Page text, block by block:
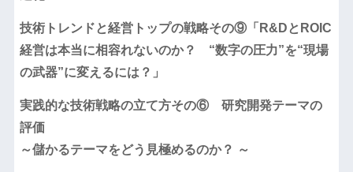
技術トレンドと経営トップの戦略その⑨「R&DとROIC
経営は本当に相容れないのか？ “数字の圧力”を“現場
の武器”に変えるには？」
実践的な技術戦略の立て方その⑥ 研究開発テーマの
評価
～儲かるテーマをどう見極めるのか？ ～